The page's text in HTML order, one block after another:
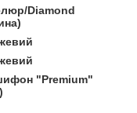
Diamond
"Premium"